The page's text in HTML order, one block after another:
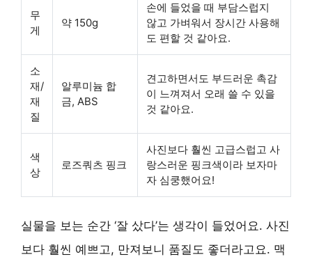
무
게
약 150g
손에 들었을 때 부담스럽지
않고 가벼워서 장시간 사용해
도 편할 것 같아요.
소
재/
재
질
알루미늄 합
금, ABS
견고하면서도 부드러운 촉감
이 느껴져서 오래 쓸 수 있을
것 같아요.
색
상
로즈쿼츠 핑크
사진보다 훨씬 고급스럽고 사
랑스러운 핑크색이라 보자마
자 심쿵했어요!
실물을 보는 순간 ‘잘 샀다’는 생각이 들었어요. 사진
보다 훨씬 예쁘고, 만져보니 품질도 좋더라고요. 맥